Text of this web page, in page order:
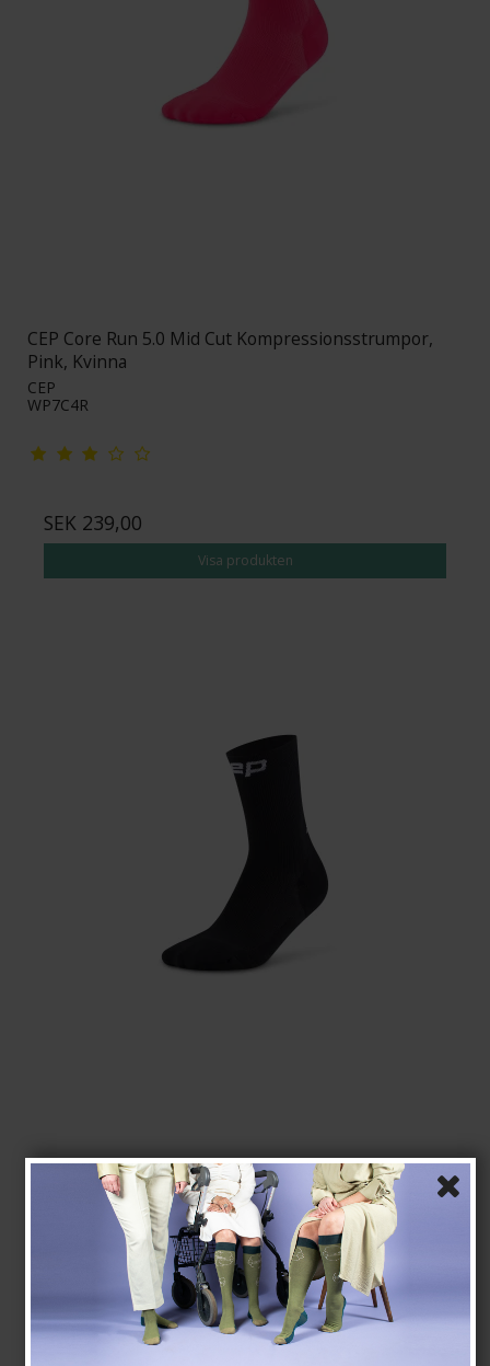
CEP Core Run 5.0 Mid Cut Kompressionsstrumpor,
Pink, Kvinna
CEP
WP7C4R
SEK 239,00
Visa produkten
CEP Core Run 5.0 Mid Cut Kompressionsstrumpor,
Svart, Kvinna